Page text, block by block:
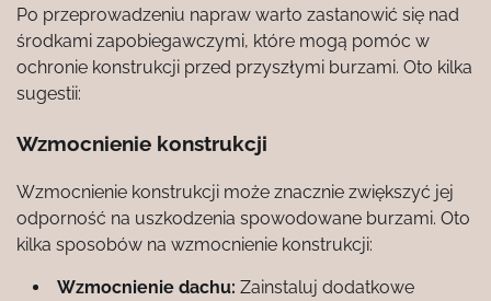
Po przeprowadzeniu napraw warto zastanowić się nad
środkami zapobiegawczymi, które mogą pomóc w
ochronie konstrukcji przed przyszłymi burzami. Oto kilka
sugestii:
Wzmocnienie konstrukcji
Wzmocnienie konstrukcji może znacznie zwiększyć jej
odporność na uszkodzenia spowodowane burzami. Oto
kilka sposobów na wzmocnienie konstrukcji:
Wzmocnienie dachu: Zainstaluj dodatkowe